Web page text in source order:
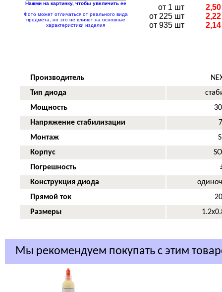
Нажми на картинку, чтобы увеличить ее
Фото может отличаться от реального вида
предмета, но это не влияет на основные
характеристики изделия
от 1 шт
от 225 шт
от 935 шт
2,50
2,22
2,14
Производитель
Тип диода
Мощность
Напряжение стабилизации
Монтаж
Корпус
Погрешность
Конструкция диода
Прямой ток
Размеры
Мы рекомендуем покупать с этим